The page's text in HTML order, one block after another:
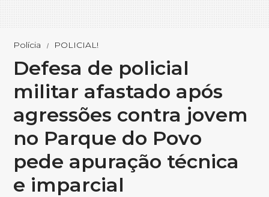
Polícia POLICIAL!
Defesa de policial
militar afastado após
agressões contra jovem
no Parque do Povo
pede apuração técnica
e imparcial